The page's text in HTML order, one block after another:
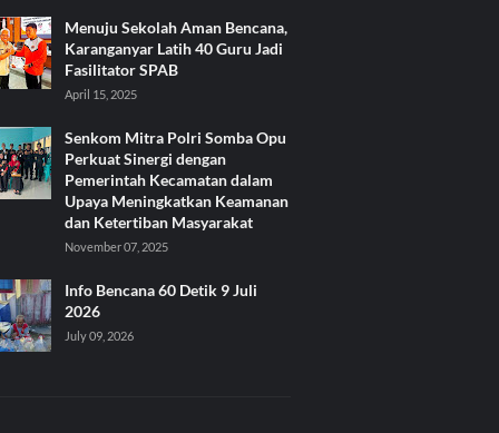
Menuju Sekolah Aman Bencana,
Karanganyar Latih 40 Guru Jadi
Fasilitator SPAB
April 15, 2025
Senkom Mitra Polri Somba Opu
Perkuat Sinergi dengan
Pemerintah Kecamatan dalam
Upaya Meningkatkan Keamanan
dan Ketertiban Masyarakat
November 07, 2025
Info Bencana 60 Detik 9 Juli
2026
July 09, 2026